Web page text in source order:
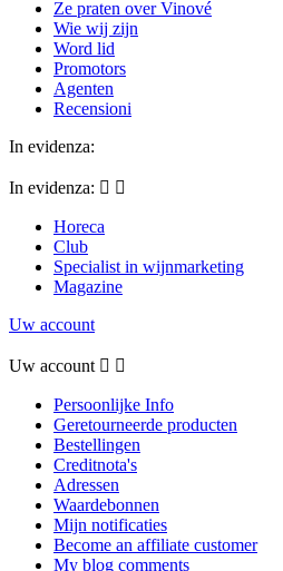
Ze praten over Vinové
Wie wij zijn
Word lid
Promotors
Agenten
Recensioni
In evidenza:
In evidenza:  
Horeca
Club
Specialist in wijnmarketing
Magazine
Uw account
Uw account  
Persoonlijke Info
Geretourneerde producten
Bestellingen
Creditnota's
Adressen
Waardebonnen
Mijn notificaties
Become an affiliate customer
My blog comments